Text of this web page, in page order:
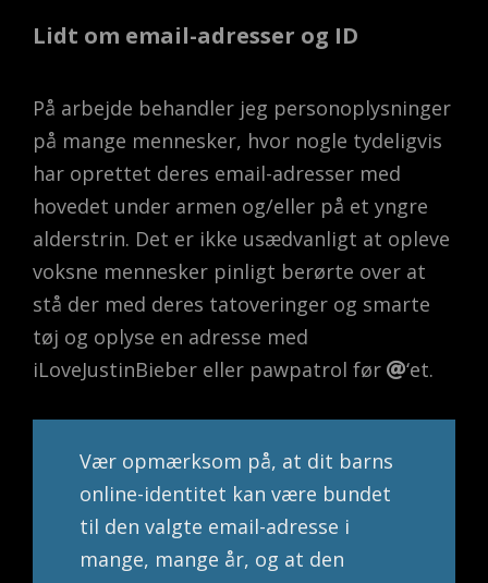
Lidt om email-adresser og ID
På arbejde behandler jeg personoplysninger
på mange mennesker, hvor nogle tydeligvis
har oprettet deres email-adresser med
hovedet under armen og/eller på et yngre
alderstrin. Det er ikke usædvanligt at opleve
voksne mennesker pinligt berørte over at
stå der med deres tatoveringer og smarte
tøj og oplyse en adresse med
iLoveJustinBieber eller pawpatrol før
‘et.
Vær opmærksom på, at dit barns
online-identitet kan være bundet
til den valgte email-adresse i
mange, mange år, og at den